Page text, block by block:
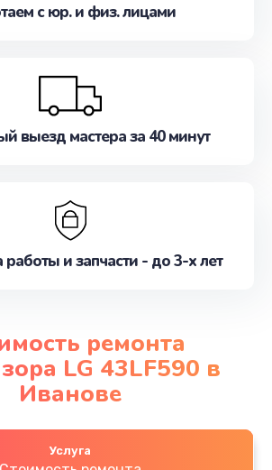
с юр. и физ. лицами
выезд мастера за 40 минут
работы и запчасти - до 3-х лет
ремонта
LG 43LF590 в
Иванове
Услуга